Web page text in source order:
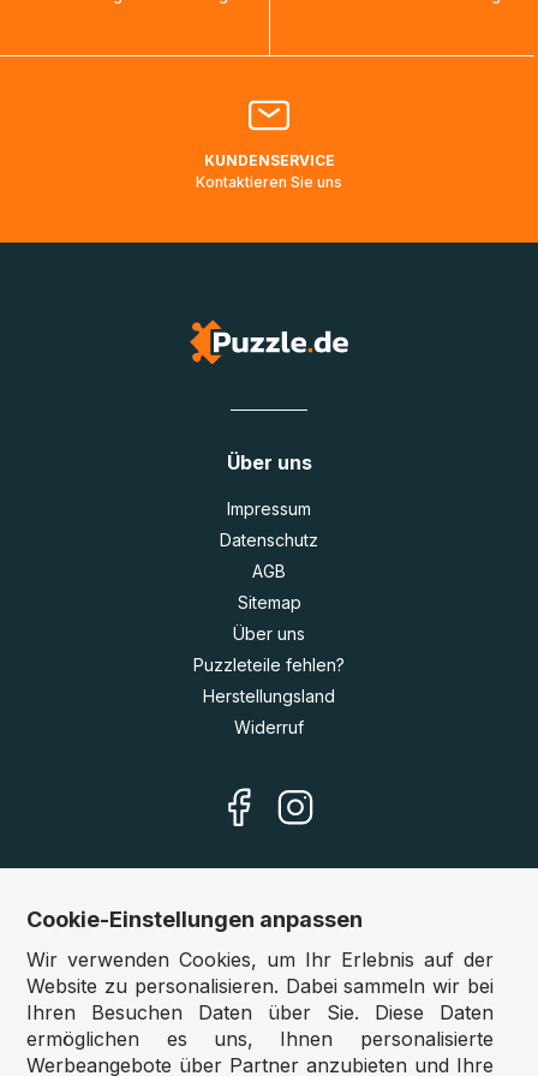
bearbeitet werden.
Bitte kontaktieren Sie denKundenservicefalls Ihr Paket
Lieferadressen in Deutschland oder Europa mehrere Tage
KUNDENSERVICE
Kontaktieren Sie uns
Über uns
Impressum
Datenschutz
AGB
Sitemap
Über uns
Puzzleteile fehlen?
Herstellungsland
Widerruf
Unsere Shops
Deutschland:www.puzzle.de
Österreich:
www.puzzle.at
Belgien:www.puzzle.be
Cookie-Einstellungen anpassen
Wir verwenden Cookies, um Ihr Erlebnis auf der
Website zu personalisieren. Dabei sammeln wir bei
Ihren Besuchen Daten über Sie. Diese Daten
ermöglichen es uns, Ihnen personalisierte
Werbeangebote über Partner anzubieten und Ihre